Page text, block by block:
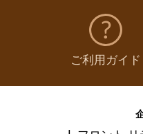
ご利用ガイド